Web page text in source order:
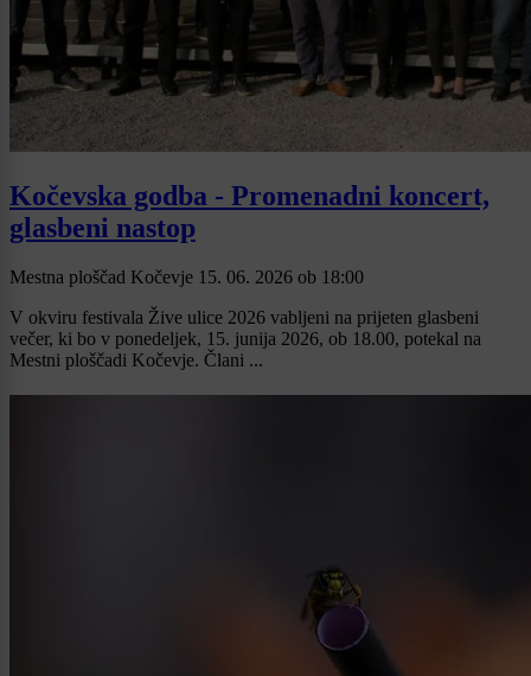
Kočevska godba - Promenadni koncert,
glasbeni nastop
Mestna ploščad Kočevje 15. 06. 2026 ob 18:00
V okviru festivala Žive ulice 2026 vabljeni na prijeten glasbeni
večer, ki bo v ponedeljek, 15. junija 2026, ob 18.00, potekal na
Mestni ploščadi Kočevje. Člani ...